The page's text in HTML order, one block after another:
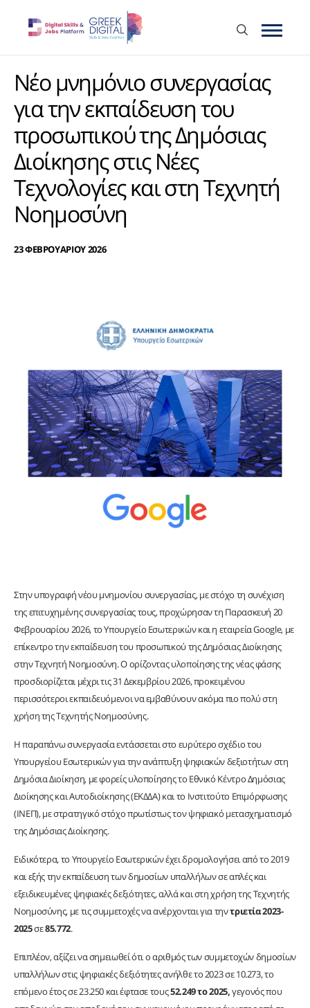
Nέο μνημόνιο συνεργασίας
για την εκπαίδευση του
προσωπικού της Δημόσιας
Διοίκησης στις Nέες
Tεχνολογίες και στη Τεχνητή
Νοημοσύνη
23 ΦΕΒΡΟΥΑΡΙΟΥ 2026
Στην υπογραφή νέου μνημονίου συνεργασίας, με στόχο τη συνέχιση
της επιτυχημένης συνεργασίας τους, προχώρησαν τη Παρασκευή 20
Φεβρουαρίου 2026, το Υπουργείο Εσωτερικών και η εταιρεία Google, με
επίκεντρο την εκπαίδευση του προσωπικού της Δημόσιας Διοίκησης
στην Τεχνητή Νοημοσύνη. Ο ορίζοντας υλοποίησης της νέας φάσης
προσδιορίζεται μέχρι τις 31 Δεκεμβρίου 2026, προκειμένου
περισσότεροι εκπαιδευόμενοι να εμβαθύνουν ακόμα πιο πολύ στη
χρήση της Τεχνητής Νοημοσύνης.
Η παραπάνω συνεργασία εντάσσεται στο ευρύτερο σχέδιο του
Υπουργείου Εσωτερικών για την ανάπτυξη ψηφιακών δεξιοτήτων στη
Δημόσια Διοίκηση, με φορείς υλοποίησης το Εθνικό Κέντρο Δημόσιας
Διοίκησης και Αυτοδιοίκησης (ΕΚΔΔΑ) και το Ινστιτούτο Επιμόρφωσης
(ΙΝΕΠ), με στρατηγικό στόχο πρωτίστως τον ψηφιακό μετασχηματισμό
της Δημόσιας Διοίκησης.
Ειδικότερα, το Υπουργείο Εσωτερικών έχει δρομολογήσει από το 2019
και εξής την εκπαίδευση των δημοσίων υπαλλήλων σε απλές και
εξειδικευμένες ψηφιακές δεξιότητες, αλλά και στη χρήση της Τεχνητής
Νοημοσύνης, με τις συμμετοχές να ανέρχονται για τηντριετία 2023-
2025σε85.772.
Επιπλέον, αξίζει να σημειωθεί ότι ο αριθμός των συμμετοχών δημοσίων
υπαλλήλων στις ψηφιακές δεξιότητες ανήλθε το 2023 σε 10.273, το
επόμενο έτος σε 23.250 και έφτασε τους52.249 το 2025,γεγονός που